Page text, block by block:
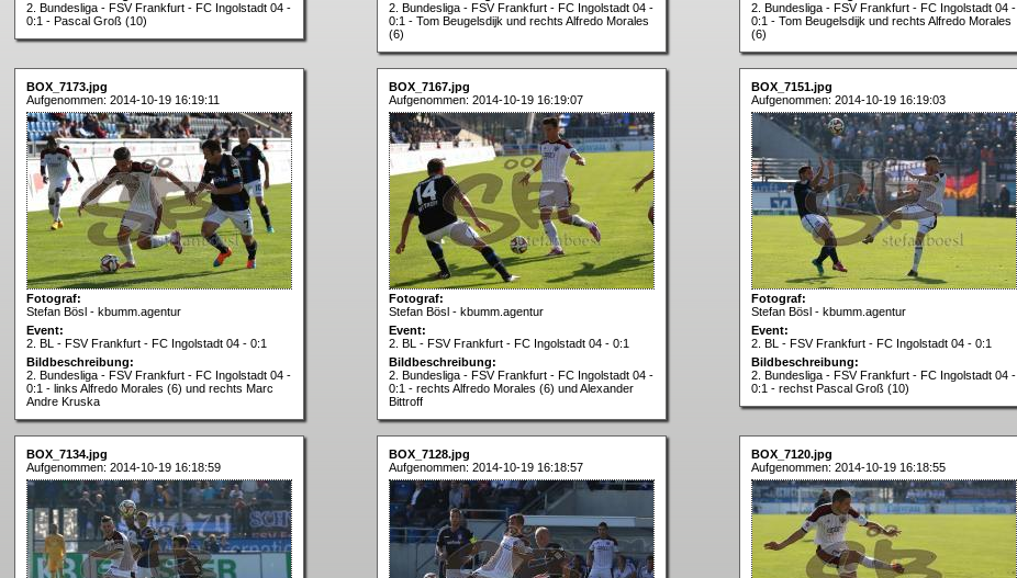
2. Bundesliga - FSV Frankfurt - FC Ingolstadt 04 -
0:1 - Pascal Groß (10)
2. Bundesliga - FSV Frankfurt - FC Ingolstadt 04 -
0:1 - Tom Beugelsdijk und rechts Alfredo Morales
(6)
2. Bundesliga - FSV Frankfurt - FC Ingolstadt 04 -
0:1 - Tom Beugelsdijk und rechts Alfredo Morales
(6)
BOX_7173.jpg
Aufgenommen: 2014-10-19 16:19:11
Fotograf:
Stefan Bösl - kbumm.agentur
Event:
2. BL - FSV Frankfurt - FC Ingolstadt 04 - 0:1
Bildbeschreibung:
2. Bundesliga - FSV Frankfurt - FC Ingolstadt 04 -
0:1 - links Alfredo Morales (6) und rechts Marc
Andre Kruska
BOX_7167.jpg
Aufgenommen: 2014-10-19 16:19:07
Fotograf:
Stefan Bösl - kbumm.agentur
Event:
2. BL - FSV Frankfurt - FC Ingolstadt 04 - 0:1
Bildbeschreibung:
2. Bundesliga - FSV Frankfurt - FC Ingolstadt 04 -
0:1 - rechts Alfredo Morales (6) und Alexander
Bittroff
BOX_7151.jpg
Aufgenommen: 2014-10-19 16:19:03
Fotograf:
Stefan Bösl - kbumm.agentur
Event:
2. BL - FSV Frankfurt - FC Ingolstadt 04 - 0:1
Bildbeschreibung:
2. Bundesliga - FSV Frankfurt - FC Ingolstadt 04 -
0:1 - rechst Pascal Groß (10)
BOX_7134.jpg
Aufgenommen: 2014-10-19 16:18:59
BOX_7128.jpg
Aufgenommen: 2014-10-19 16:18:57
BOX_7120.jpg
Aufgenommen: 2014-10-19 16:18:55